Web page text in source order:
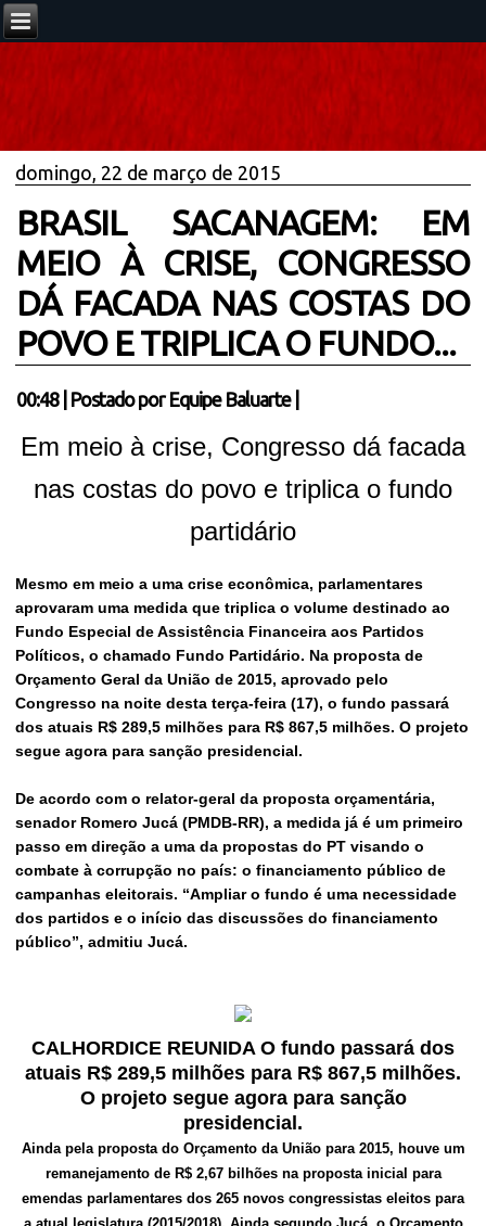
domingo, 22 de março de 2015
BRASIL SACANAGEM: EM
MEIO À CRISE, CONGRESSO
DÁ FACADA NAS COSTAS DO
POVO E TRIPLICA O FUNDO...
00:48| Postado por Equipe Baluarte
Em meio à crise, Congresso dá facada
nas costas do povo e triplica o fundo
partidário
Mesmo em meio a uma crise econômica, parlamentares
aprovaram uma medida que triplica o volume destinado ao
Fundo Especial de Assistência Financeira aos Partidos
Políticos, o chamado Fundo Partidário. Na proposta de
Orçamento Geral da União de 2015, aprovado pelo
Congresso na noite desta terça-feira (17), o fundo passará
dos atuais R$ 289,5 milhões para R$ 867,5 milhões. O projeto
segue agora para sanção presidencial.
De acordo com o relator-geral da proposta orçamentária,
senador Romero Jucá (PMDB-RR), a medida já é um primeiro
passo em direção a uma da propostas do PT visando o
combate à corrupção no país: o financiamento público de
campanhas eleitorais. “Ampliar o fundo é uma necessidade
dos partidos e o início das discussões do financiamento
público”, admitiu Jucá.
CALHORDICE REUNIDA O fundo passará dos
atuais R$ 289,5 milhões para R$ 867,5 milhões.
O projeto segue agora para sanção
presidencial.
Ainda pela proposta do Orçamento da União para 2015, houve um
remanejamento de R$ 2,67 bilhões na proposta inicial para
emendas parlamentares dos 265 novos congressistas eleitos para